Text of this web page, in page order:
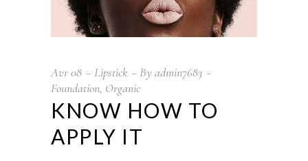
Avr08 Lipstick Byadmin7683
Foundation, Organic
KNOW HOW TO
APPLY IT